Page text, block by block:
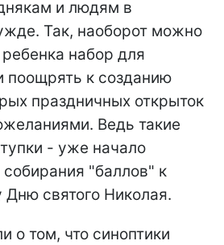
и людям в
Так, наоборот можно
набор для
поощрять к созданию
праздничных открыток
Ведь такие
- уже начало
собирания "баллов" к
святого Николая.
о том, что синоптики